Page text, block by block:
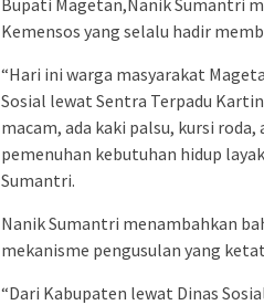
Kemensos yang selalu hadir
“Hari ini warga masyarakat
Sosial lewat Sentra Terpadu
macam, ada kaki palsu, kursi
pemenuhan kebutuhan hidup
Sumantri.
Nanik Sumantri menambahkan
mekanisme pengusulan yang
“Dari Kabupaten lewat Dinas